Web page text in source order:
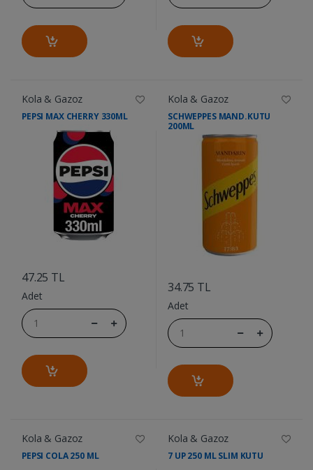
Kola & Gazoz
PEPSI MAX CHERRY 330ML
47.25 TL
Adet
Kola & Gazoz
SCHWEPPES MAND.KUTU
200ML
34.75 TL
Adet
Kola & Gazoz
PEPSI COLA 250 ML
Kola & Gazoz
7 UP 250 ML SLIM KUTU